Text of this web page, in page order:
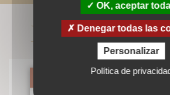
LIVRES
OK, aceptar
Denegar todas las
Personalizar
Política de